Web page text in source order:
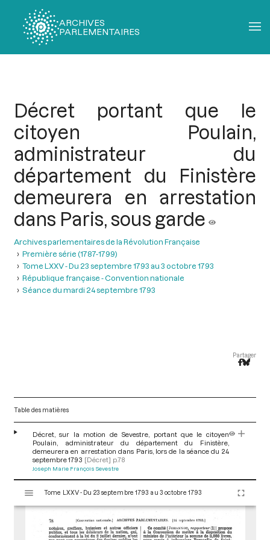
ARCHIVES
PARLEMENTAIRES
Décret portant que le
citoyen Poulain,
administrateur du
département du Finistère
demeurera en arrestation
dans Paris, sous garde
Archives parlementaires de la Révolution Française
Première série (1787-1799)
Tome LXXV - Du 23 septembre 1793 au 3 octobre 1793
République française - Convention nationale
Séance du mardi 24 septembre 1793
Partager
Table des matières
Décret, sur la motion de Sevestre, portant que le citoyen
Poulain, administrateur du département du Finistère,
demeurera en arrestation dans Paris, lors de la séance du 24
septembre 1793 [Décret] p.78
Joseph Marie François Sevestre
s
Tome LXXV - Du 23 septembre 1793 au 3 octobre 1793